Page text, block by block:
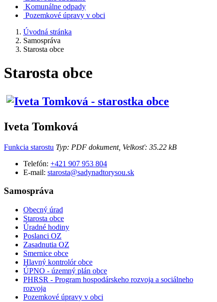
Komunálne odpady
Pozemkové úpravy v obci
Úvodná stránka
Samospráva
Starosta obce
Starosta obce
Iveta Tomková
Funkcia starostu Typ: PDF dokument, Velkosť: 35.22 kB
Telefón: +421 907 953 804
E-mail: starosta@sadynadtorysou.sk
Samospráva
Obecný úrad
Starosta obce
Úradné hodiny
Poslanci OZ
Zasadnutia OZ
Smernice obce
Hlavný kontrolór obce
ÚPNO - územný plán obce
PHRSR - Program hospodárskeho rozvoja a sociálneho
rozvoja
Pozemkové úpravy v obci